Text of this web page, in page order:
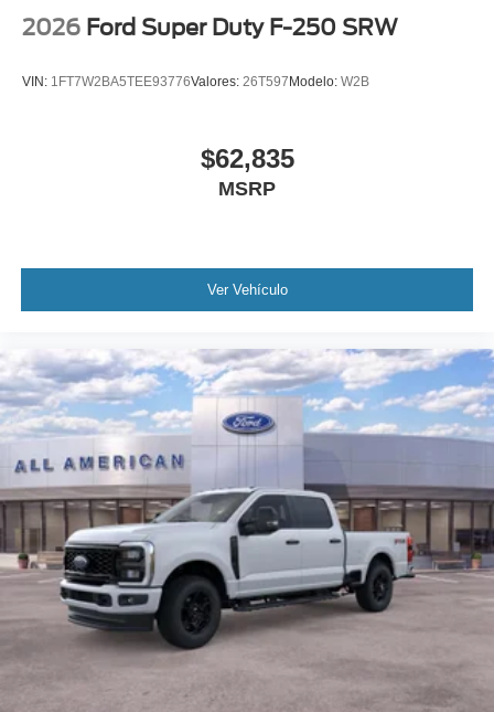
2026 Ford Super Duty F-250 SRW
VIN: 1FT7W2BA5TEE93776Valores: 26T597 Modelo: W2B
$62,835
MSRP
Ver Vehículo